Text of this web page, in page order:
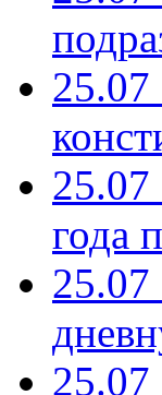
25.07
25.07
года
25.07
25.07